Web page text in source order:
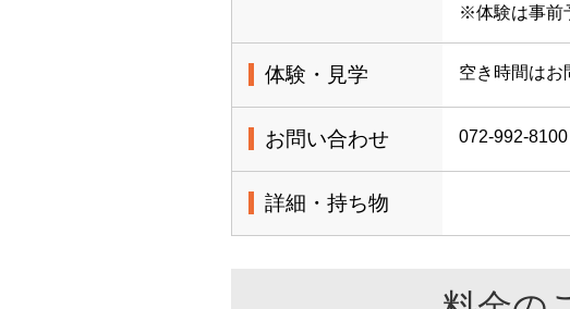
※体験は事前
体験・見学 空き時間はお
お問い合わせ 072-992-8100
詳細・持ち物